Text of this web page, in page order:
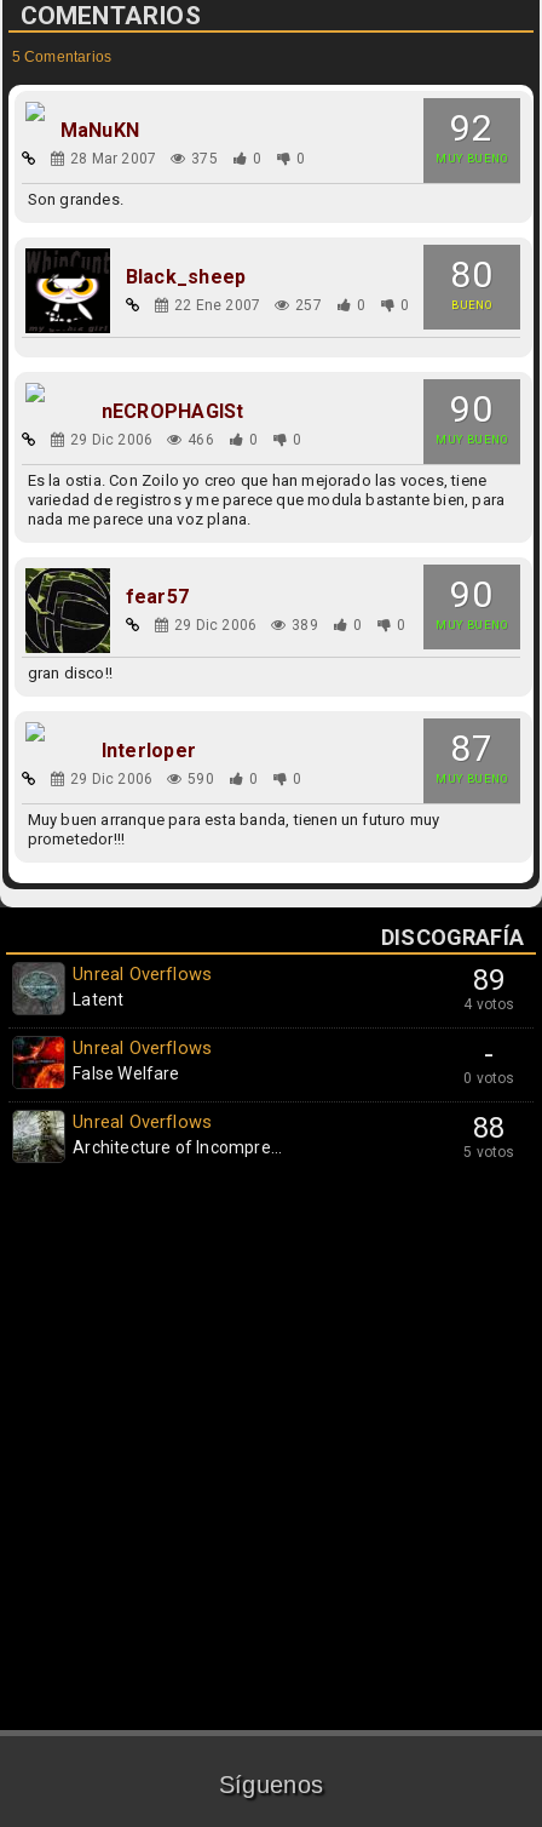
COMENTARIOS
5 Comentarios
92
MUY BUENO
MaNuKN
28 Mar 2007 375 0 0
Son grandes.
80
BUENO
Black_sheep
22 Ene 2007 257 0 0
90
MUY BUENO
nECROPHAGISt
29 Dic 2006 466 0 0
Es la ostia. Con Zoilo yo creo que han mejorado las voces, tiene
variedad de registros y me parece que modula bastante bien, para
nada me parece una voz plana.
90
MUY BUENO
fear57
29 Dic 2006 389 0 0
gran disco!!
87
MUY BUENO
Interloper
29 Dic 2006 590 0 0
Muy buen arranque para esta banda, tienen un futuro muy
prometedor!!!
DISCOGRAFÍA
89
4 votos
Unreal Overflows
Latent
-
0 votos
Unreal Overflows
False Welfare
88
5 votos
Unreal Overflows
Architecture of Incompre...
Síguenos